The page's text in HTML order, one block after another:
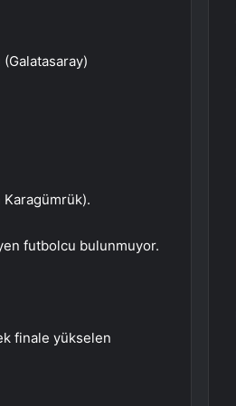
Karagümrük).
futbolcu bulunmuyor.
finale yükselen